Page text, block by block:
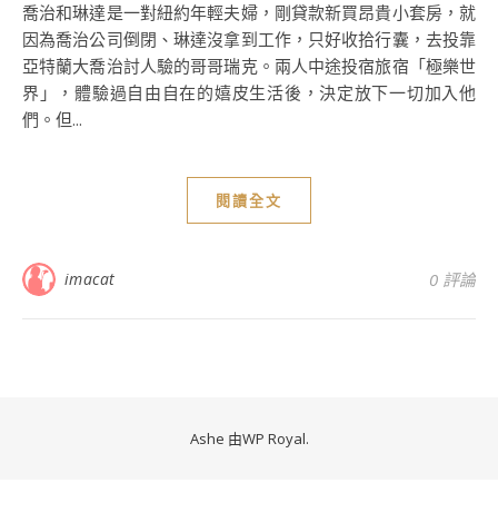
喬治和琳達是一對紐約年輕夫婦，剛貸款新買昂貴小套房，就
因為喬治公司倒閉、琳達沒拿到工作，只好收拾行囊，去投靠
亞特蘭大喬治討人驗的哥哥瑞克。兩人中途投宿旅宿「極樂世
界」，體驗過自由自在的嬉皮生活後，決定放下一切加入他
們。但...
閱讀全文
imacat 0 評論
Ashe 由WP Royal.